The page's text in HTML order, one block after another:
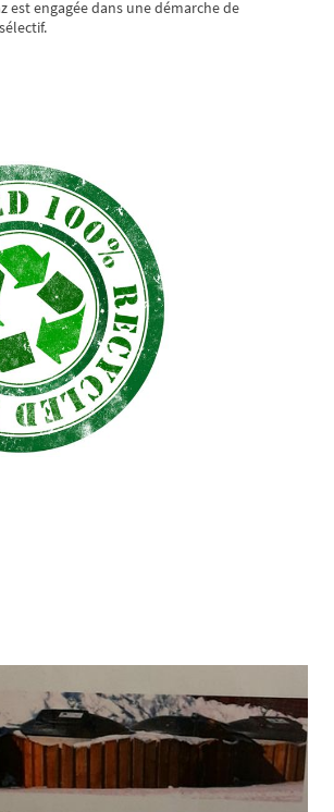
est engagée dans une démarche de